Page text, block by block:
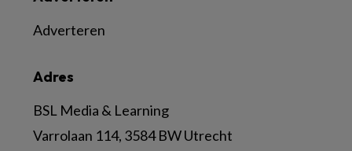
Adres
BSL Media & Learning
Varrolaan 114, 3584 BW Utrecht
Adverteren